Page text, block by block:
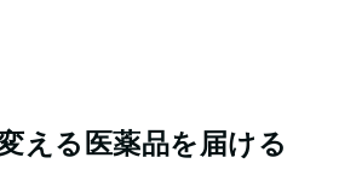
える医薬品を届ける